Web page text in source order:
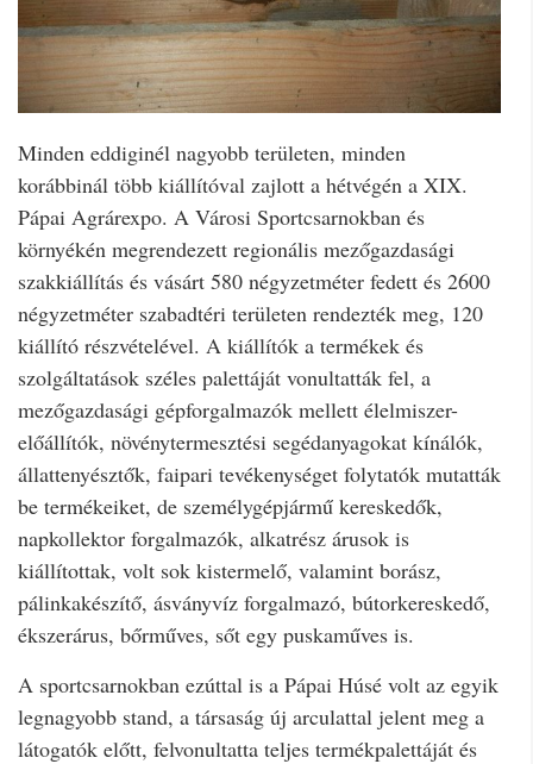
Minden eddiginél nagyobb területen, minden
korábbinál több kiállítóval zajlott a hétvégén a XIX.
Pápai Agrárexpo. A Városi Sportcsarnokban és
környékén megrendezett regionális mezőgazdasági
szakkiállítás és vásárt 580 négyzetméter fedett és 2600
négyzetméter szabadtéri területen rendezték meg, 120
kiállító részvételével. A kiállítók a termékek és
szolgáltatások széles palettáját vonultatták fel, a
mezőgazdasági gépforgalmazók mellett élelmiszer-
előállítók, növénytermesztési segédanyagokat kínálók,
állattenyésztők, faipari tevékenységet folytatók mutatták
be termékeiket, de személygépjármű kereskedők,
napkollektor forgalmazók, alkatrész árusok is
kiállítottak, volt sok kistermelő, valamint borász,
pálinkakészítő, ásványvíz forgalmazó, bútorkereskedő,
ékszerárus, bőrműves, sőt egy puskaműves is.
A sportcsarnokban ezúttal is a Pápai Húsé volt az egyik
legnagyobb stand, a társaság új arculattal jelent meg a
látogatók előtt, felvonultatta teljes termékpalettáját és